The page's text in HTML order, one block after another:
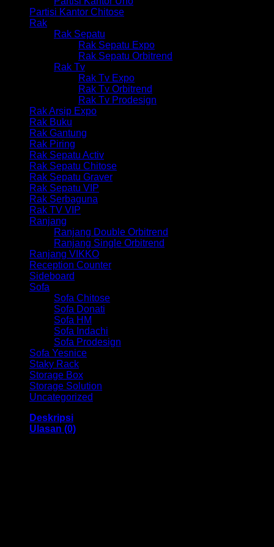
Partisi Kantor Chitose
Rak
Rak Sepatu
Rak Sepatu Expo
Rak Sepatu Orbitrend
Rak Tv
Rak Tv Expo
Rak Tv Orbitrend
Rak Tv Prodesign
Rak Arsip Expo
Rak Buku
Rak Gantung
Rak Piring
Rak Sepatu Activ
Rak Sepatu Chitose
Rak Sepatu Graver
Rak Sepatu VIP
Rak Serbaguna
Rak TV VIP
Ranjang
Ranjang Double Orbitrend
Ranjang Single Orbitrend
Ranjang VIKKO
Reception Counter
Sideboard
Sofa
Sofa Chitose
Sofa Donati
Sofa HM
Sofa Indachi
Sofa Prodesign
Sofa Yesnice
Staky Rack
Storage Box
Storage Solution
Uncategorized
Deskripsi
Ulasan (0)